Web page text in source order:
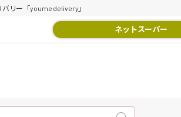
リー「youme delivery」
ネットスーパー